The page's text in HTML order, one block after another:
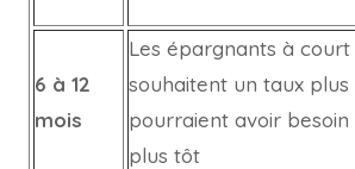
6 à 12
mois
Les épargnants à
souhaitent un taux plus
pourraient avoir besoin
plus tôt